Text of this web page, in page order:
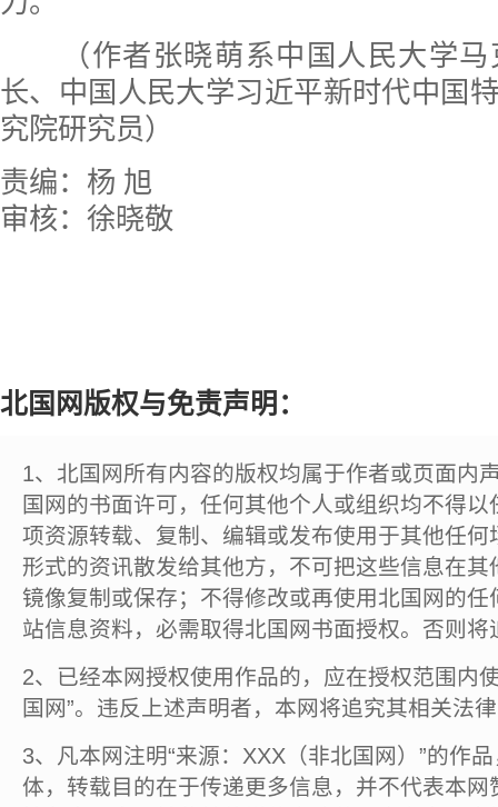
（作者张晓萌系中国人民大学马
长、中国人民大学习近平新时代中国
究院研究员）
责编：杨 旭
审核：徐晓敬
北国网版权与免责声明：
1、北国网所有内容的版权均属于作者或页面内
国网的书面许可，任何其他个人或组织均不得
项资源转载、复制、编辑或发布使用于其他任
形式的资讯散发给其他方，不可把这些信息在
镜像复制或保存；不得修改或再使用北国网的
站信息资料，必需取得北国网书面授权。否则将
2、已经本网授权使用作品的，应在授权范围内
国网”。违反上述声明者，本网将追究其相关法
3、凡本网注明“来源：XXX（非北国网）”的作
体，转载目的在于传递更多信息，并不代表本